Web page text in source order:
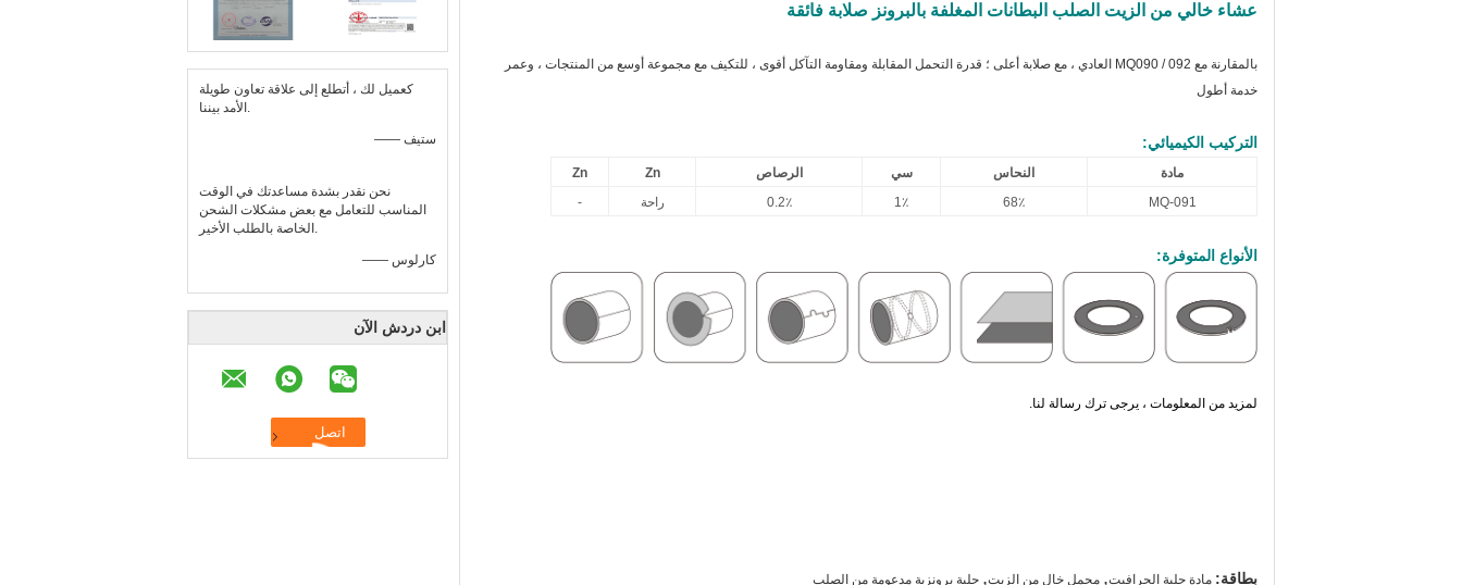
كعميل لك ، أتطلع إلى علاقة تعاون طويلة
الأمد بيننا.
—— ستيف
نحن نقدر بشدة مساعدتك في الوقت
المناسب للتعامل مع بعض مشكلات الشحن
الخاصة بالطلب الأخير.
—— كارلوس
ابن دردش الآن
عشاء خالي من الزيت الصلب البطانات المغلفة بالبرونز صلابة فائقة
بالمقارنة مع MQ090 / 092 العادي ، مع صلابة أعلى ؛ قدرة التحمل المقابلة ومقاومة التآكل أقوى ، للتكيف مع مجموعة أوسع من المنتجات ، وعمر
خدمة أطول
التركيب الكيميائي:
مادة النحاس سي الرصاص Zn
Zn
MQ-091
68٪ 1٪ 0.2٪ راحة -
الأنواع المتوفرة:
لمزيد من المعلومات ، يرجى ترك رسالة لنا.
بطاقة: مادة جلبة الجرافيت, محمل خالٍ من الزيت, جلبة برونزية مدعومة من الصلب